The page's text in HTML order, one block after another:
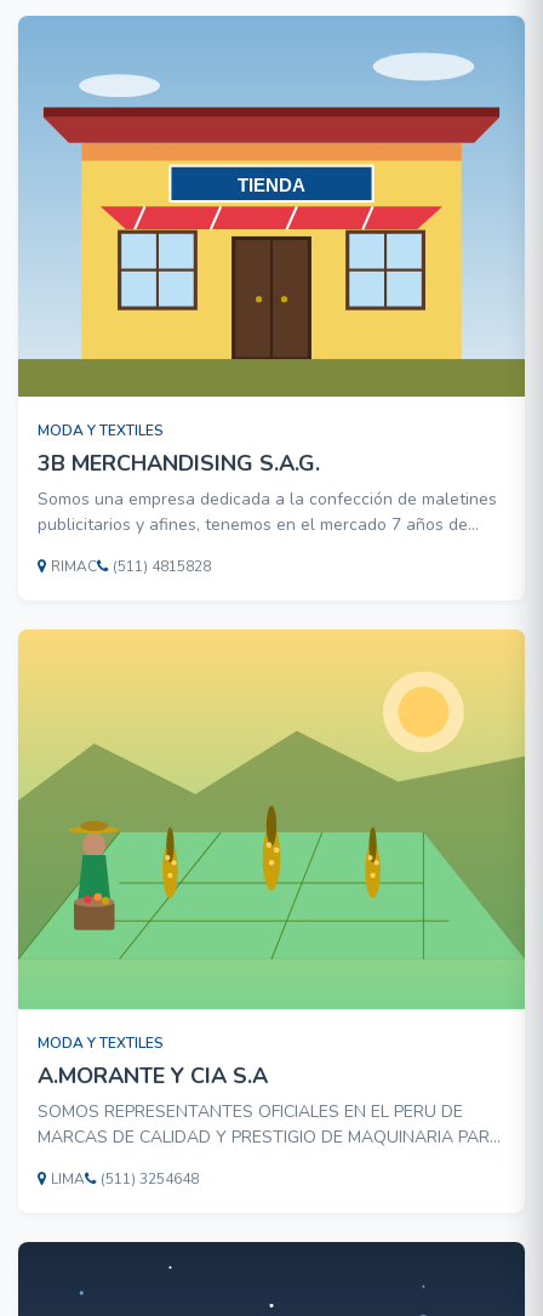
de ca
MODA Y TEXTILES
3B MERCHANDISING S.A.G.
Somos una empresa dedicada a la confección de maletines
publicitarios y afines, tenemos en el mercado 7 años de
nuestra misión es de servir a nuestros clientes
calidad, con dis
RIMAC (511) 4815828
MODA Y TEXTILES
A.MORANTE Y CIA S.A
SOMOS REPRESENTANTES OFICIALES EN EL PERU DE
MARCAS DE CALIDAD Y PRESTIGIO DE MAQUINARIA PARA
AMPLIO STOCK DE MAQUINAS Y REPUESTOS
EL MANEJO DE TODOS LOS PRODUCTOS QUE COMERCIALI
LIMA (511) 3254648